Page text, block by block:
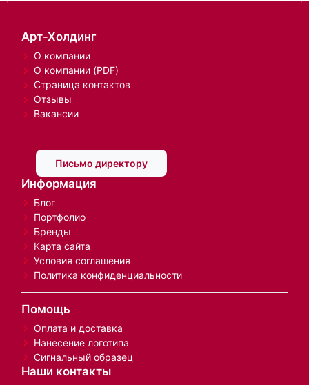
Арт-Холдинг
О компании
О компании (PDF)
Страница контактов
Отзывы
Вакансии
Письмо директору
Информация
Блог
Портфолио
Бренды
Карта сайта
Условия соглашения
Политика конфиденциальности
Помощь
Оплата и доставка
Нанесение логотипа
Сигнальный образец
Наши контакты